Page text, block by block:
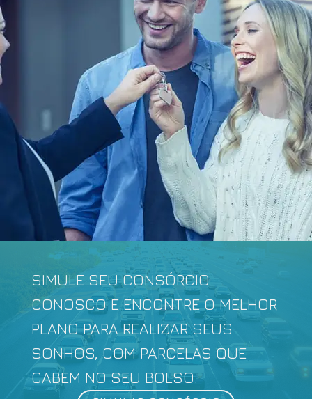
SIMULE SEU CONSÓRCIO
CONOSCO E ENCONTRE O MELHOR
PLANO PARA REALIZAR SEUS
SONHOS, COM PARCELAS QUE
CABEM NO SEU BOLSO.